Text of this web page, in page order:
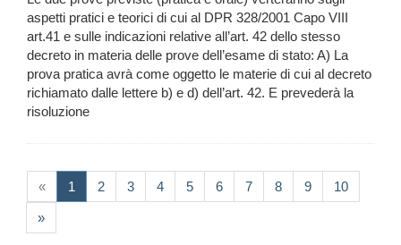
aspetti pratici e teorici di cui al DPR 328/2001 Capo VIII
art.41 e sulle indicazioni relative all’art. 42 dello stesso
decreto in materia delle prove dell’esame di stato: A) La
prova pratica avrà come oggetto le materie di cui al decreto
richiamato dalle lettere b) e d) dell’art. 42. E prevederà la
risoluzione
« 1 (current)
2 3 4 5 6 7 8 9 10
»